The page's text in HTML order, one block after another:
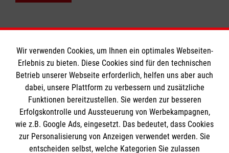
Informationen
Impressum
Datenschutz
Barrierefreiheit
Die Malteser
Wir verwenden Cookies, um Ihnen ein optimales Webseiten-
Erlebnis zu bieten. Diese Cookies sind für den technischen
Betrieb unserer Webseite erforderlich, helfen uns aber auch
dabei, unsere Plattform zu verbessern und zusätzliche
Funktionen bereitzustellen. Sie werden zur besseren
Erfolgskontrolle und Aussteuerung von Werbekampagnen,
wie z.B. Google Ads, eingesetzt. Das bedeutet, dass Cookies
zur Personalisierung von Anzeigen verwendet werden. Sie
entscheiden selbst, welche Kategorien Sie zulassen